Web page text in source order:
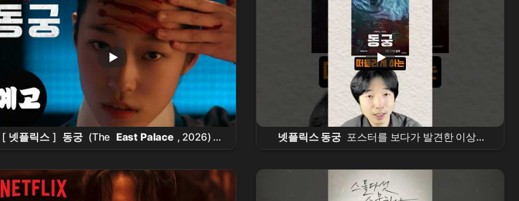
[ 넷플릭스 ] 동궁 (The East Palace , 2026) 티
저 예고편
넷플릭스 동궁 포스터를 보다가 발견한 이상한
디테일들 #틱톡앰배서더 # 동궁